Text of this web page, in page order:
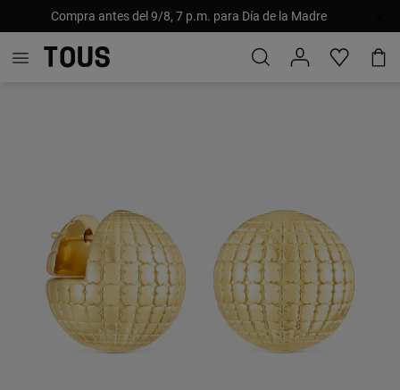
Compra antes del 9/8, 7 p.m. para Día de la Madre